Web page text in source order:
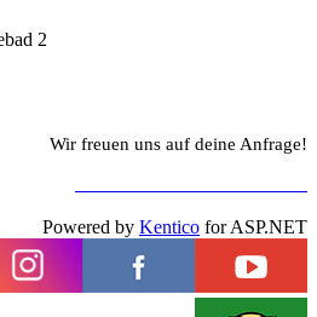
2
Wir freuen uns auf deine Anfrage!
Powered by Kentico for ASP.NET